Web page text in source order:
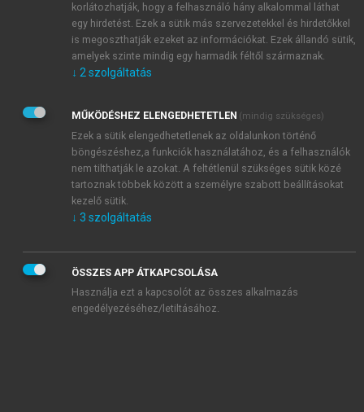
Kérek értesítést a MeRSZ újdonságairól, akcióiról.
Kérek értesítést az Akadémiai Kiadó Zrt. újdonságairól,
Adatkezelési tájékoztatóbanfoglaltakat tudomásul
veszem és elfogadom.
Általános vásárlási feltételeket, valamint a szotar.netés a
mersz.huoldalak licencszerződéseiben foglaltakat
tudomásul veszem és elfogadom.
KIPRÓBÁLOM
korlátozhatják, hogy a felhasználó hány alkalommal láthat
egy hirdetést. Ezek a sütik más szervezetekkel és hirdetőkkel
is megoszthatják ezeket az információkat. Ezek állandó sütik,
amelyek szinte mindig egy harmadik féltől származnak.
↓ 2 szolgáltatás
MŰKÖDÉSHEZ ELENGEDHETETLEN (mindig szükséges)
Ezek a sütik elengedhetetlenek az oldalunkon történő
böngészéshez,a funkciók használatához, és a felhasználók
nem tilthatják le azokat. A feltétlenül szükséges sütik közé
tartoznak többek között a személyre szabott beállításokat
kezelő sütik.
↓ 3 szolgáltatás
ÖSSZES APP ÁTKAPCSOLÁSA
Használja ezt a kapcsolót az összes alkalmazás
engedélyezéséhez/letiltásához.